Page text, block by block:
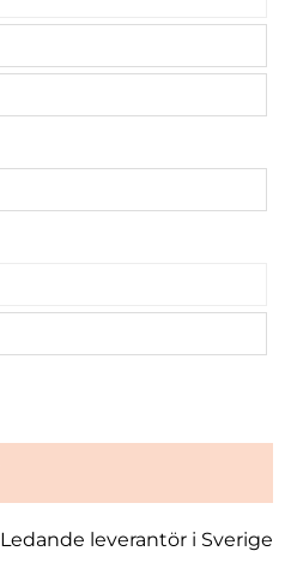
Ledande leverantör i Sverige